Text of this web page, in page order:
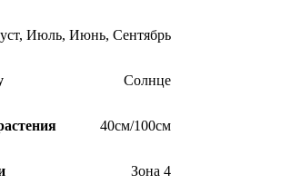
, Июль, Июнь, Сентябрь
Солнце
40см/100см
Зона 4